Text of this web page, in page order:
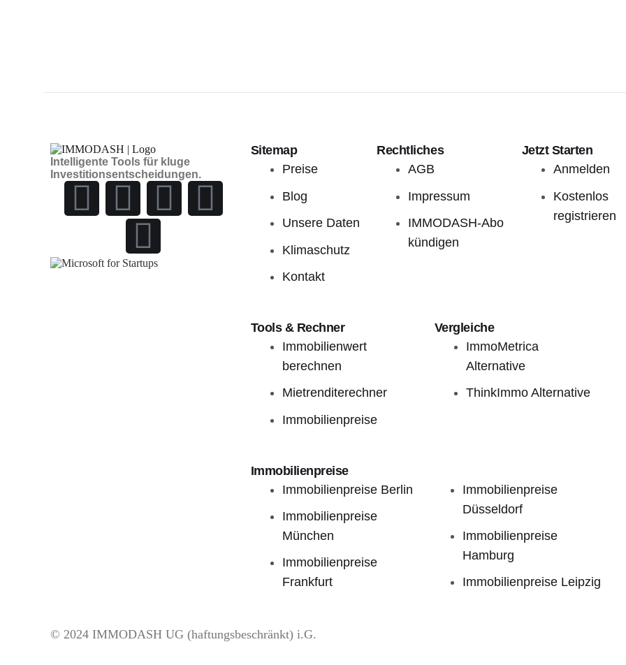
Intelligente Tools für kluge
Investitionsentscheidungen.
Sitemap
Preise
Blog
Unsere Daten
Klimaschutz
Kontakt
Rechtliches
AGB
Impressum
IMMODASH-Abo
kündigen
Jetzt Starten
Anmelden
Kostenlos
registrieren
Tools & Rechner
Immobilienwert
berechnen
Mietrenditerechner
Immobilienpreise
Vergleiche
ImmoMetrica
Alternative
ThinkImmo Alternative
Immobilienpreise
Immobilienpreise Berlin
Immobilienpreise
München
Immobilienpreise
Frankfurt
Immobilienpreise
Düsseldorf
Immobilienpreise
Hamburg
Immobilienpreise Leipzig
© 2024 IMMODASH UG (haftungsbeschränkt) i.G.